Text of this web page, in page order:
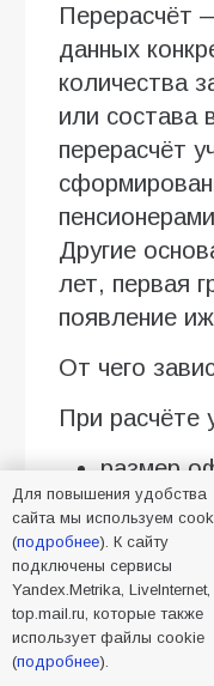
Перерасчёт
данных
количества
или состава
перерасчёт
Другие
лет, первая
появление
От чего
При расчёте
размер
за 2025
сумма
взносов;
Для повышения удобства
сайта мы используем
(подробнее). К сайту
подключены сервисы
Yandex.Metrika, LiveInternet,
top.mail.ru, которые также
использует файлы cookie
(подробнее).